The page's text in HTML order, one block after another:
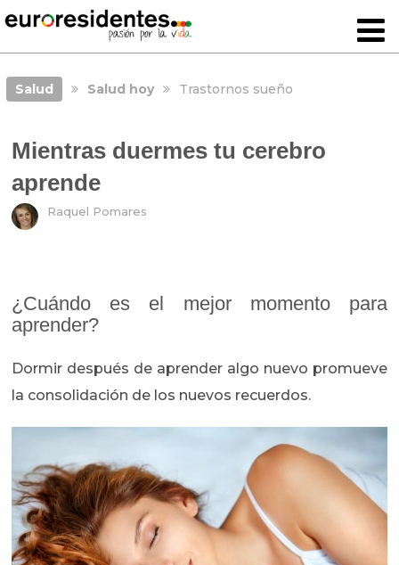
Salud Salud hoy Trastornos sueño
Mientras duermes tu cerebro
aprende
Raquel Pomares
¿Cuándo es el mejor momento para
aprender?
Dormir después de aprender algo nuevo promueve
la consolidación de los nuevos recuerdos.